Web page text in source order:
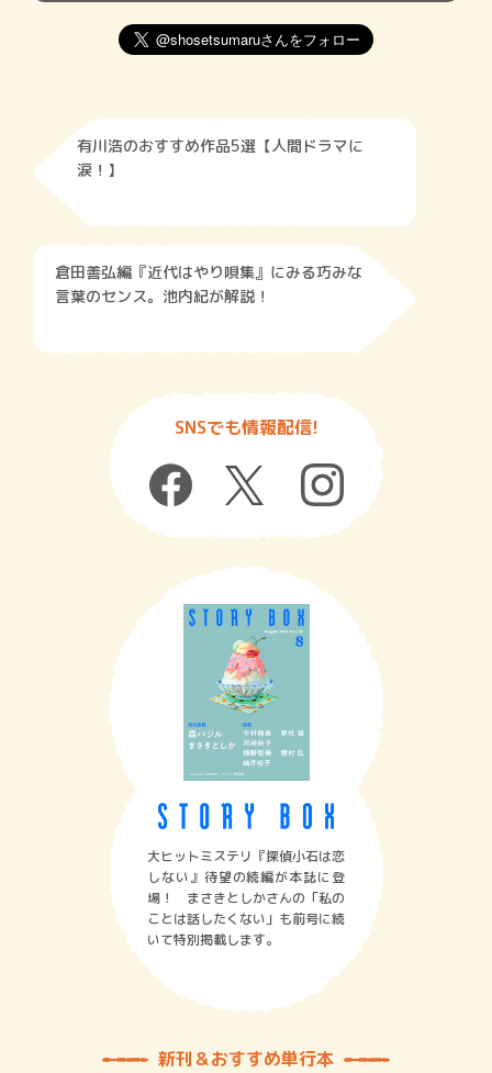
有川浩のおすすめ作品5選【人間ドラマに
涙！】
倉田善弘編『近代はやり唄集』にみる巧みな
言葉のセンス。池内紀が解説！
SNSでも情報配信!
大ヒットミステリ『探偵小石は恋
しない』待望の続編が本誌に登
場！ まさきとしかさんの「私の
ことは話したくない」も前号に続
いて特別掲載します。
新刊＆おすすめ単行本